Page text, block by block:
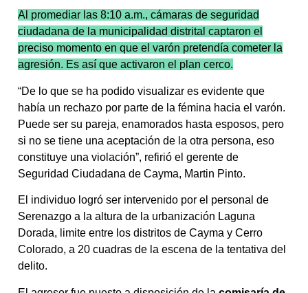
Al promediar las 8:10 a.m., cámaras de seguridad
ciudadana de la municipalidad distrital captaron el
preciso momento en que el varón pretendía cometer la
agresión. Es así que activaron el plan cerco.
“De lo que se ha podido visualizar es evidente que
había un rechazo por parte de la fémina hacia el varón.
Puede ser su pareja, enamorados hasta esposos, pero
si no se tiene una aceptación de la otra persona, eso
constituye una violación”, refirió el gerente de
Seguridad Ciudadana de Cayma, Martin Pinto.
El individuo logró ser intervenido por el personal de
Serenazgo a la altura de la urbanización Laguna
Dorada, limite entre los distritos de Cayma y Cerro
Colorado, a 20 cuadras de la escena de la tentativa del
delito.